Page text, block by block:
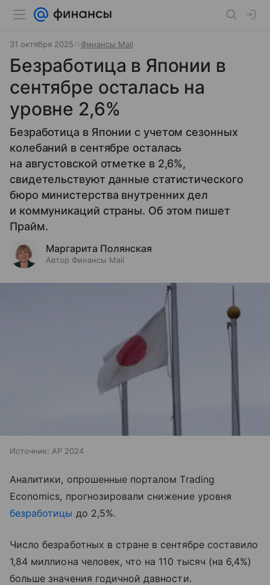
31 октября 2025 Финансы Mail
Безработица в Японии в
сентябре осталась на
уровне 2,6%
Безработица в Японии с учетом сезонных
колебаний в сентябре осталась
на августовской отметке в 2,6%,
свидетельствуют данные статистического
бюро министерства внутренних дел
и коммуникаций страны. Об этом пишет
Прайм.
Маргарита Полянская
Автор Финансы Mail
Источник: AP 2024
Аналитики, опрошенные порталом Trading
Economics, прогнозировали снижение уровня
безработицы до 2,5%.
Число безработных в стране в сентябре составило
1,84 миллиона человек, что на 110 тысяч (на 6,4%)
больше значения годичной давности.